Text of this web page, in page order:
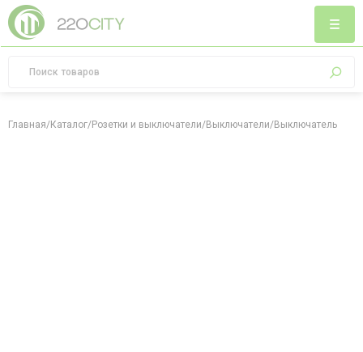
Главная/Каталог/Розетки и выключатели/Выключатели/Выключатель